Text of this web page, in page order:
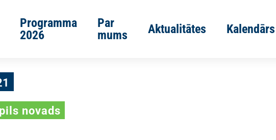
Programma
2026
Par
mums
Aktualitātes Kalendārs
novads